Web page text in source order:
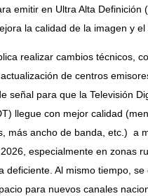
emitir en Ultra Alta Definición
la calidad de la imagen y el
realizar cambios técnicos,
de centros
señal para que la Televisión
llegue con mejor calidad
más ancho de banda, etc.) a
especialmente en zonas
deficiente. Al mismo tiempo, se
para nuevos canales